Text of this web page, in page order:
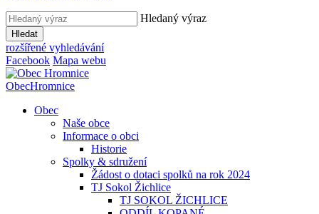
Hledaný výraz
Hledat
rozšířené vyhledávání
Facebook Mapa webu
ObecHromnice
Obec
Naše obce
Informace o obci
Historie
Spolky & sdružení
Žádost o dotaci spolků na rok 2024
TJ Sokol Žichlice
TJ SOKOL ŽICHLICE